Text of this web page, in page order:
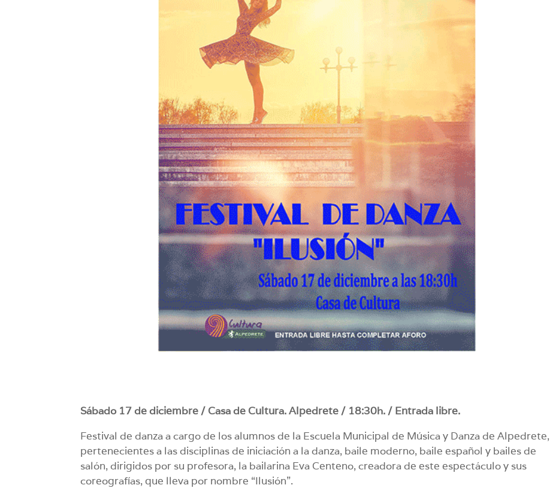
Sábado 17 de diciembre / Casa de Cultura. Alpedrete / 18:30h. / Entrada libre.
Festival de danza a cargo de los alumnos de la Escuela Municipal de Música y Danza de Alpedrete,
pertenecientes a las disciplinas de iniciación a la danza, baile moderno, baile español y bailes de
salón, dirigidos por su profesora, la bailarina Eva Centeno, creadora de este espectáculo y sus
coreografías, que lleva por nombre “Ilusión”.